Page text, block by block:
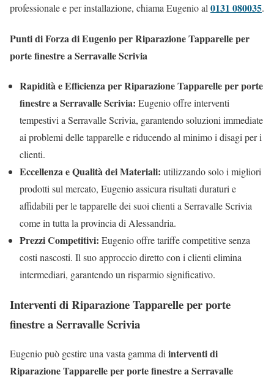
professionale e per installazione, chiama Eugenio al0131 080035.
Punti di Forza di Eugenio per Riparazione Tapparelle per
porte finestre a Serravalle Scrivia
Rapidità e Efficienza per Riparazione Tapparelle per porte
finestre a Serravalle Scrivia: Eugenio offre interventi
tempestivi a Serravalle Scrivia, garantendo soluzioni immediate
ai problemi delle tapparelle e riducendo al minimo i disagi per i
clienti.
Eccellenza e Qualità dei Materiali: utilizzando solo i migliori
prodotti sul mercato, Eugenio assicura risultati duraturi e
affidabili per le tapparelle dei suoi clienti a Serravalle Scrivia
come in tutta la provincia di Alessandria.
Prezzi Competitivi: Eugenio offre tariffe competitive senza
costi nascosti. Il suo approccio diretto con i clienti elimina
intermediari, garantendo un risparmio significativo.
Interventi di Riparazione Tapparelle per porte
finestre a Serravalle Scrivia
Eugenio può gestire una vasta gamma diinterventi di
Riparazione Tapparelle per porte finestre a Serravalle